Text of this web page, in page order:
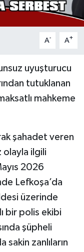
A- A+
uyuşturucu
tutuklanan
mahkeme
şahadet veren
olayla ilgili
2026
Lefkoşa’da
üzerinde
bir polis ekibi
şüpheli
zanlıların